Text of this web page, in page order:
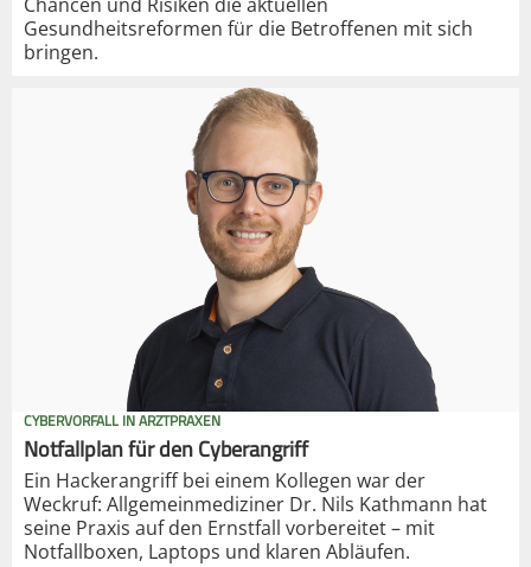
Gesundheitsreformen für die Betroffenen mit sich
bringen.
CYBERVORFALL IN ARZTPRAXEN
Notfallplan für den Cyberangriff
Ein Hackerangriff bei einem Kollegen war der
Weckruf: Allgemeinmediziner Dr. Nils Kathmann hat
seine Praxis auf den Ernstfall vorbereitet – mit
Notfallboxen, Laptops und klaren Abläufen.